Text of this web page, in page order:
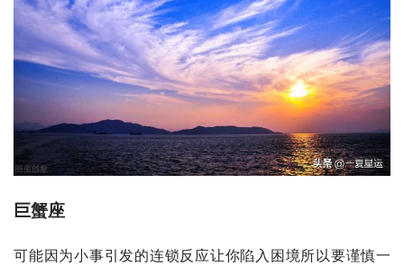
巨蟹座
可能因为小事引发的连锁反应让你陷入困境所以要谨慎一